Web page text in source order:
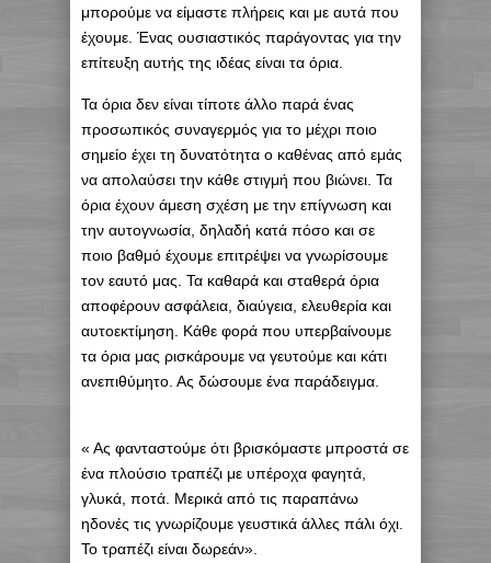
μπορούμε να είμαστε πλήρεις και με αυτά που
έχουμε. Ένας ουσιαστικός παράγοντας για την
επίτευξη αυτής της ιδέας είναι τα όρια.
Τα όρια δεν είναι τίποτε άλλο παρά ένας
προσωπικός συναγερμός για το μέχρι ποιο
σημείο έχει τη δυνατότητα ο καθένας από εμάς
να απολαύσει την κάθε στιγμή που βιώνει. Τα
όρια έχουν άμεση σχέση με την επίγνωση και
την αυτογνωσία, δηλαδή κατά πόσο και σε
ποιο βαθμό έχουμε επιτρέψει να γνωρίσουμε
τον εαυτό μας. Τα καθαρά και σταθερά όρια
αποφέρουν ασφάλεια, διαύγεια, ελευθερία και
αυτοεκτίμηση. Κάθε φορά που υπερβαίνουμε
τα όρια μας ρισκάρουμε να γευτούμε και κάτι
ανεπιθύμητο. Ας δώσουμε ένα παράδειγμα.
« Ας φανταστούμε ότι βρισκόμαστε μπροστά σε
ένα πλούσιο τραπέζι με υπέροχα φαγητά,
γλυκά, ποτά. Μερικά από τις παραπάνω
ηδονές τις γνωρίζουμε γευστικά άλλες πάλι όχι.
Το τραπέζι είναι δωρεάν».